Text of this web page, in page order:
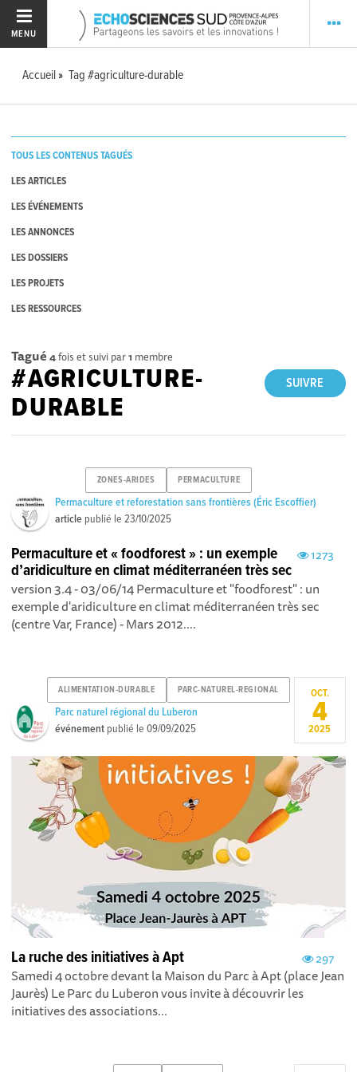
MENU
Accueil Tag #agriculture-durable
TOUS LES CONTENUS TAGUÉS
LES ARTICLES
LES ÉVÉNEMENTS
LES ANNONCES
LES DOSSIERS
LES PROJETS
LES RESSOURCES
Tagué 4fois et suivi par1 membre
SUIVRE
#AGRICULTURE-
DURABLE
ZONES-ARIDES PERMACULTURE
Permaculture et reforestation sans frontières (Éric Escoffier)
article publié le23/10/2025
1273
Permaculture et « foodforest » : un exemple
d’aridiculture en climat méditerranéen très sec
version 3.4 - 03/06/14 Permaculture et "foodforest" : un
exemple d'aridiculture en climat méditerranéen très sec
(centre Var, France) - Mars 2012....
ALIMENTATION-DURABLE PARC-NATUREL-REGIONAL
Parc naturel régional du Luberon
événement publié le09/09/2025
OCT.
4
2025
297
La ruche des initiatives à Apt
Samedi 4 octobre devant la Maison du Parc à Apt (place Jean
Jaurès) Le Parc du Luberon vous invite à découvrir les
initiatives des associations...